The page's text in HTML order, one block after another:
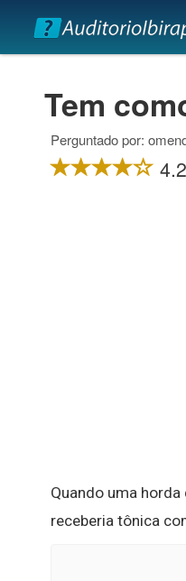
Tem
Perguntado por:
Quando uma
receberia tônica